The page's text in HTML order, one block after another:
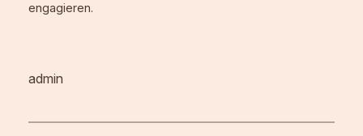
engagieren.
admin